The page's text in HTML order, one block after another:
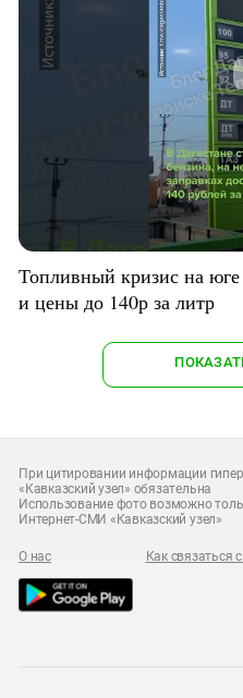
Топливный кризис на
и цены до 140р за литр
При цитировании информации
«Кавказский узел» обязательна
Использование фото возможно
Интернет-СМИ «Кавказский узел»
О нас Как связаться